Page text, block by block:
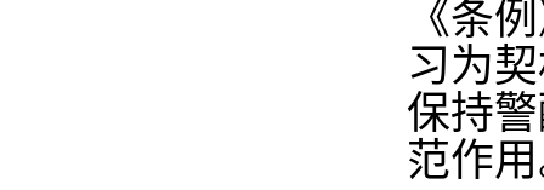
《条
习为
保持
范作